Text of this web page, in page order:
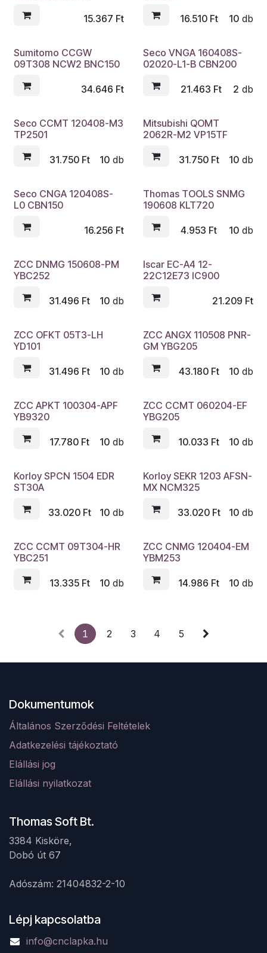
15.367 Ft 16.510Ft 10db
Sumitomo CCGW
09T308 NCW2 BNC150
34.646 Ft
Seco VNGA 160408S-
02020-L1-B CBN200
21.463 Ft 2 db
Seco CCMT 120408-M3
TP2501
31.750Ft 10db
Mitsubishi QOMT
2062R-M2 VP15TF
31.750Ft 10db
Seco CNGA 120408S-
L0 CBN150
16.256 Ft
Thomas TOOLS SNMG
190608 KLT720
4.953 Ft 10db
ZCC DNMG 150608-PM
YBC252
31.496 Ft 10db
Iscar EC-A4 12-
22C12E73 IC900
21.209 Ft
ZCC OFKT 05T3-LH
YD101
31.496 Ft 10db
ZCC ANGX 110508 PNR-
GM YBG205
43.180Ft 10db
ZCC APKT 100304-APF
YB9320
17.780 Ft 10db
ZCC CCMT 060204-EF
YBG205
10.033 Ft 10db
Korloy SPCN 1504 EDR
ST30A
33.020Ft 10db
Korloy SEKR 1203 AFSN-
MX NCM325
33.020Ft 10db
ZCC CCMT 09T304-HR
YBC251
13.335Ft 10db
ZCC CNMG 120404-EM
YBM253
14.986 Ft 10db
1 2 3 4 5
Dokumentumok
Általános Szerződési Feltételek
Adatkezelési tájékoztató
Elállási jog
Elállási nyilatkozat
Thomas Soft Bt.
3384 Kisköre,
Dobó út 67 ​
Adószám: 21404832-2-10
Lépj kapcsolatba
info@cnclapka.hu